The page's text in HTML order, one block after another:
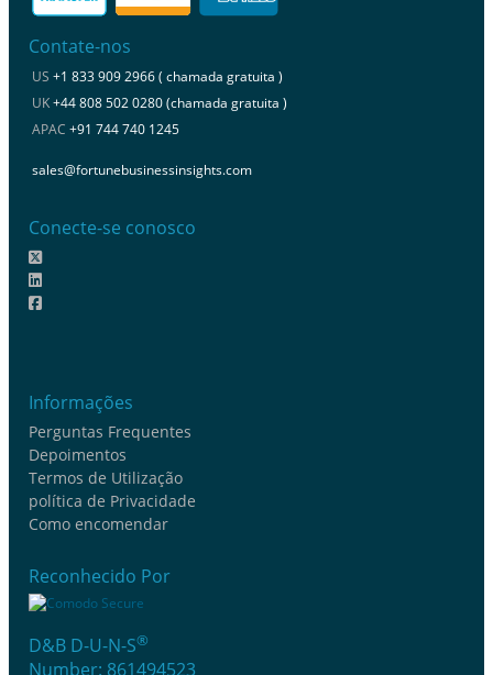
Contate-nos
US +1 833 909 2966 ( chamada gratuita )
UK+44 808 502 0280 (chamada gratuita )
APAC +91 744 740 1245
sales@fortunebusinessinsights.com
Conecte-se conosco
Informações
Perguntas Frequentes
Depoimentos
Termos de Utilização
política de Privacidade
Como encomendar
Reconhecido Por
D&B D-U-N-S®
Number: 861494523